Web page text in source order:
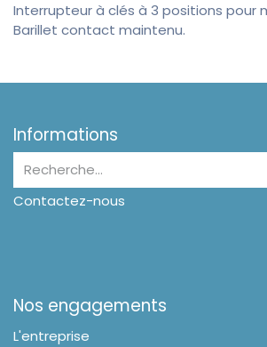
Interrupteur à clés à 3 positions pour
Barillet contact maintenu.
Informations
Contactez-nous
Nos engagements
L'entreprise